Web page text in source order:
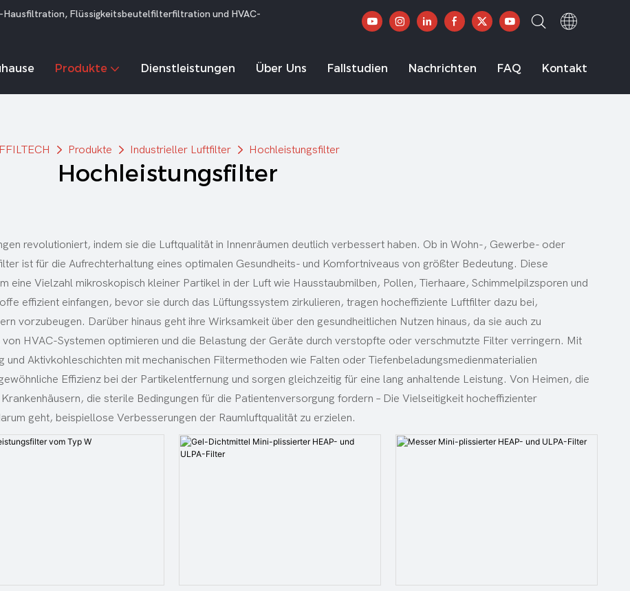
Flüssigkeitsbeutelfilterfiltration und HVAC-
Produkte Dienstleistungen Über Uns Fallstudien Nachrichten FAQ Kontakt
Produkte Industrieller Luftfilter Hochleistungsfilter
Hochleistungsfilter
revolutioniert, indem sie die Luftqualität in Innenräumen deutlich verbessert haben. Ob in Wohn-, Gewerbe- oder
ist für die Aufrechterhaltung eines optimalen Gesundheits- und Komfortniveaus von größter Bedeutung. Diese
eine Vielzahl mikroskopisch kleiner Partikel in der Luft wie Hausstaubmilben, Pollen, Tierhaare, Schimmelpilzsporen und
effizient einfangen, bevor sie durch das Lüftungssystem zirkulieren, tragen hocheffiziente Luftfilter dazu bei,
vorzubeugen. Darüber hinaus geht ihre Wirksamkeit über den gesundheitlichen Nutzen hinaus, da sie auch zu
HVAC-Systemen optimieren und die Belastung der Geräte durch verstopfte oder verschmutzte Filter verringern. Mit
Aktivkohleschichten mit mechanischen Filtermethoden wie Falten oder Tiefenbeladungsmedienmaterialien
Effizienz bei der Partikelentfernung und sorgen gleichzeitig für eine lang anhaltende Leistung. Von Heimen, die
die sterile Bedingungen für die Patientenversorgung fordern – Die Vielseitigkeit hocheffizienter
geht, beispiellose Verbesserungen der Raumluftqualität zu erzielen.